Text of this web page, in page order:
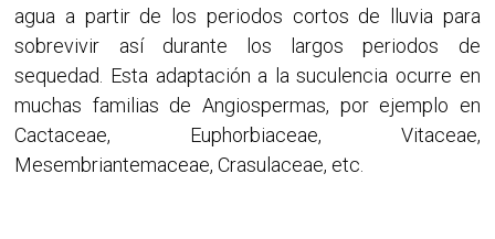
agua a partir de los periodos cortos de lluvia para
sobrevivir así durante los largos periodos de
sequedad. Esta adaptación a la suculencia ocurre en
muchas familias de Angiospermas, por ejemplo en
Cactaceae, Euphorbiaceae, Vitaceae,
Mesembriantemaceae, Crasulaceae, etc.